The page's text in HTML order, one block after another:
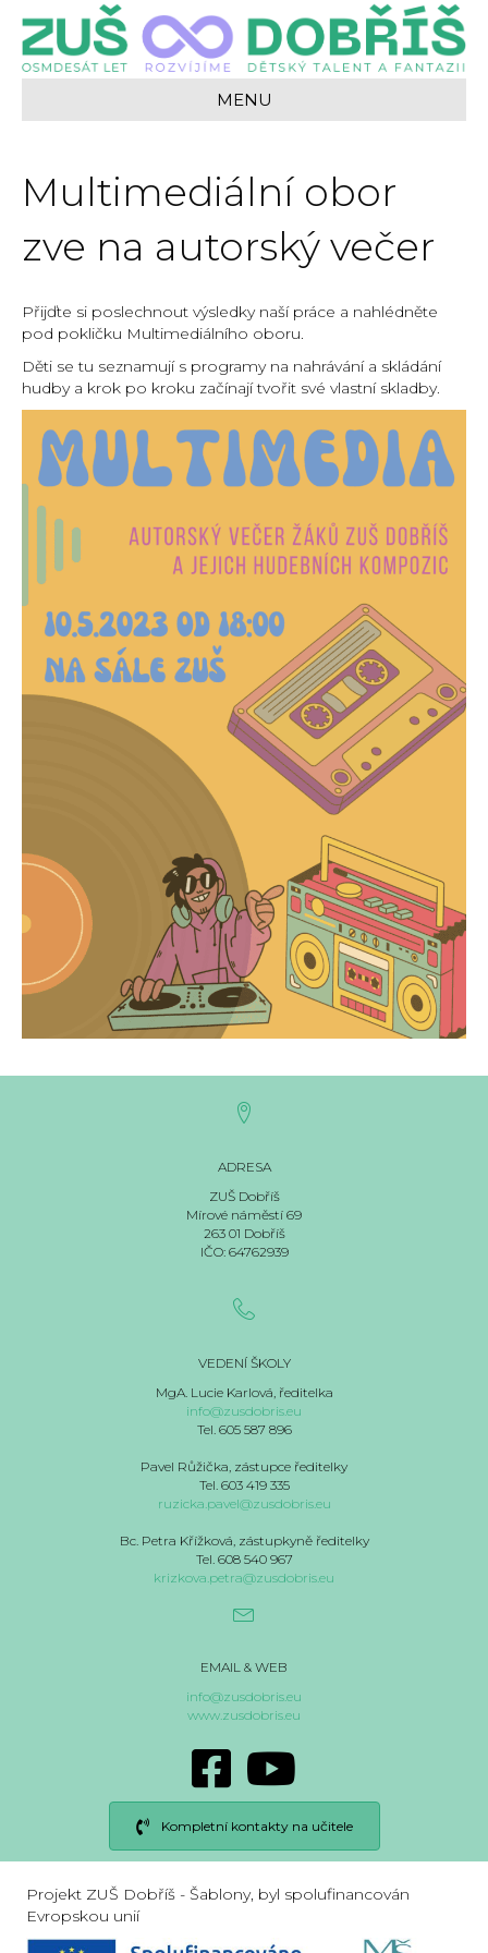
MENU
Multimediální obor
zve na autorský večer
Přijďte si poslechnout výsledky naší práce a nahlédněte
pod pokličku Multimediálního oboru.
Děti se tu seznamují s programy na nahrávání a skládání
hudby a krok po kroku začínají tvořit své vlastní skladby.
ADRESA
ZUŠ Dobříš
Mírové náměstí 69
263 01 Dobříš
IČO: 64762939
VEDENÍ ŠKOLY
MgA. Lucie Karlová, ředitelka
info@zusdobris.eu
Tel. 605 587 896
Pavel Růžička, zástupce ředitelky
Tel. 603 419 335
ruzicka.pavel@zusdobris.eu
Bc. Petra Křížková, zástupkyně ředitelky
Tel. 608 540 967
krizkova.petra@zusdobris.eu
EMAIL & WEB
info@zusdobris.eu
www.zusdobris.eu
Kompletní kontakty na učitele
Projekt ZUŠ Dobříš - Šablony, byl spolufinancován
Evropskou unií